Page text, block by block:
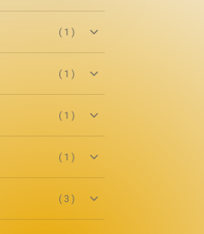
(1)
(1)
(1)
(1)
(3)